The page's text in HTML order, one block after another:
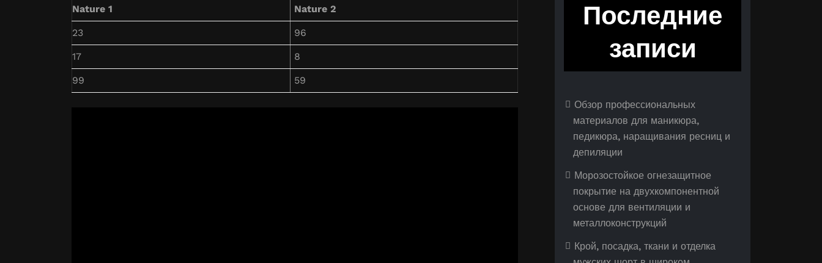
Nature 1 Nature 2
23 96
17 8
99 59
Последние
записи
Обзор профессиональных
материалов для маникюра,
педикюра, наращивания ресниц и
депиляции
Морозостойкое огнезащитное
покрытие на двухкомпонентной
основе для вентиляции и
металлоконструкций
Крой, посадка, ткани и отделка